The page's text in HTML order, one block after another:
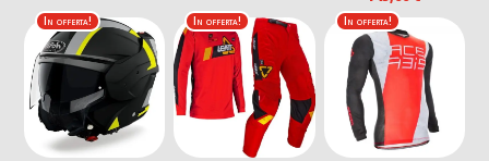
ORIGINALE
ERA:
390,00 €.
ATTUALE
È:
220,00 €.
ORIGINALE
ERA:
110,00 €.
ATTUALE
È:
60,00 €.
In offerta! In offerta! In offerta!